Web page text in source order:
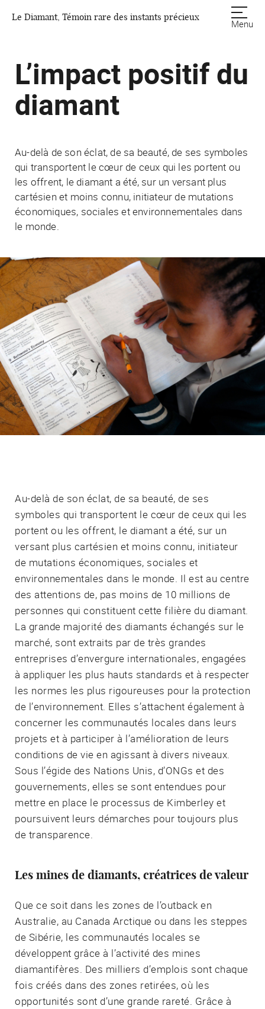
Le Diamant, Témoin rare des instants précieux
Menu
L’impact positif du
diamant
Au-delà de son éclat, de sa beauté, de ses symboles
qui transportent le cœur de ceux qui les portent ou
les offrent, le diamant a été, sur un versant plus
cartésien et moins connu, initiateur de mutations
économiques, sociales et environnementales dans
le monde.
Au-delà de son éclat, de sa beauté, de ses
symboles qui transportent le cœur de ceux qui les
portent ou les offrent, le diamant a été, sur un
versant plus cartésien et moins connu, initiateur
de mutations économiques, sociales et
environnementales dans le monde. Il est au centre
des attentions de, pas moins de 10 millions de
personnes qui constituent cette filière du diamant.
La grande majorité des diamants échangés sur le
marché, sont extraits par de très grandes
entreprises d’envergure internationales, engagées
à appliquer les plus hauts standards et à respecter
les normes les plus rigoureuses pour la protection
de l’environnement. Elles s’attachent également à
concerner les communautés locales dans leurs
projets et à participer à l’amélioration de leurs
conditions de vie en agissant à divers niveaux.
Sous l’égide des Nations Unis, d’ONGs et des
gouvernements, elles se sont entendues pour
mettre en place le processus de Kimberley et
poursuivent leurs démarches pour toujours plus
de transparence.
Les mines de diamants, créatrices de valeur
Que ce soit dans les zones de l’outback en
Australie, au Canada Arctique ou dans les steppes
de Sibérie, les communautés locales se
développent grâce à l’activité des mines
diamantifères. Des milliers d’emplois sont chaque
fois créés dans des zones retirées, où les
opportunités sont d’une grande rareté. Grâce à